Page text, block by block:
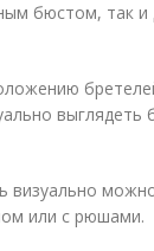
бюстом, так и
выглядеть
визуально
или с рюшами.